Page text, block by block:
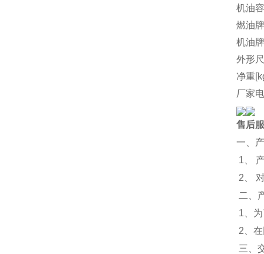
机油
燃油
机油
外形
净重
厂家
售后
一、
1、
2、
二、
1、
2、
三、